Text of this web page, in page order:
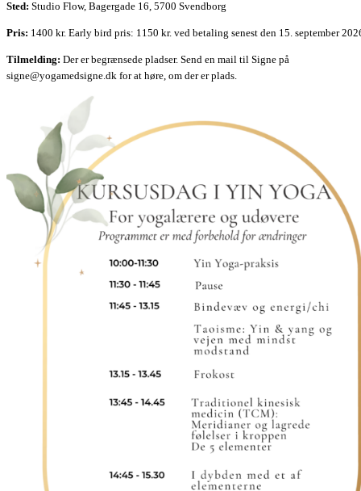
Sted: Studio Flow, Bagergade 16, 5700 Svendborg
Pris: 1400 kr. Early bird pris: 1150 kr. ved betaling senest den 15. september
Tilmelding: Der er begrænsede pladser. Send en mail til Signe på
signe@yogamedsigne.dk for at høre, om der er plads.